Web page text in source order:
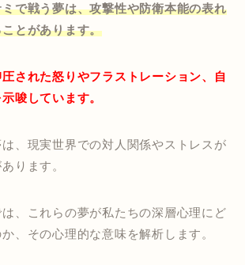
で戦う夢は、攻撃性や防衛本能の表れ
とがあります。
された怒りやフラストレーション、自
唆しています。
、現実世界での対人関係やストレスが
ります。
、これらの夢が私たちの深層心理にど
、その心理的な意味を解析します。